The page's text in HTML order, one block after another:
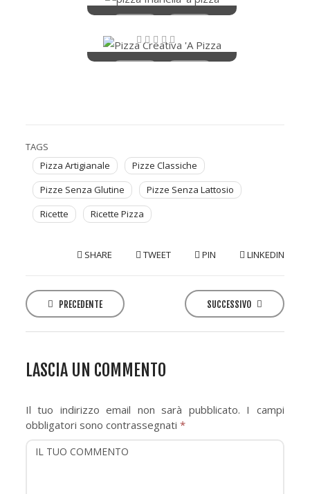
Valutato
Pizza Creativa
Valutato
TAGS
Pizza Artigianale
Pizze Classiche
Pizze Senza Glutine
Pizze Senza Lattosio
Ricette
Ricette Pizza
SHARE TWEET PIN LINKEDIN
o
n
a
i
PRECEDENTE SUCCESSIVO
LASCIA UN COMMENTO
Il tuo indirizzo email non sarà pubblicato. I campi
obbligatori sono contrassegnati *